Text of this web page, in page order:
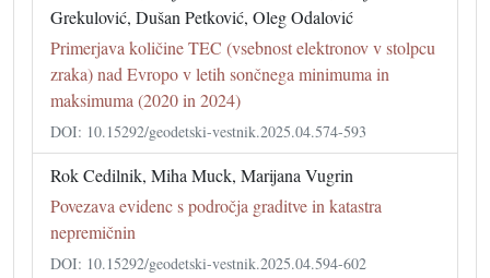
Grekulović, Dušan Petković, Oleg Odalović
Primerjava količine TEC (vsebnost elektronov v stolpcu
zraka) nad Evropo v letih sončnega minimuma in
maksimuma (2020 in 2024)
DOI: 10.15292/geodetski-vestnik.2025.04.574-593
Rok Cedilnik, Miha Muck, Marijana Vugrin
Povezava evidenc s področja graditve in katastra
nepremičnin
DOI: 10.15292/geodetski-vestnik.2025.04.594-602